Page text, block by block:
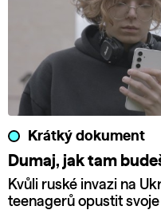
Krátký dokument
Dumaj, jak tam
Kvůli ruské invazi na
teenagerů opustit